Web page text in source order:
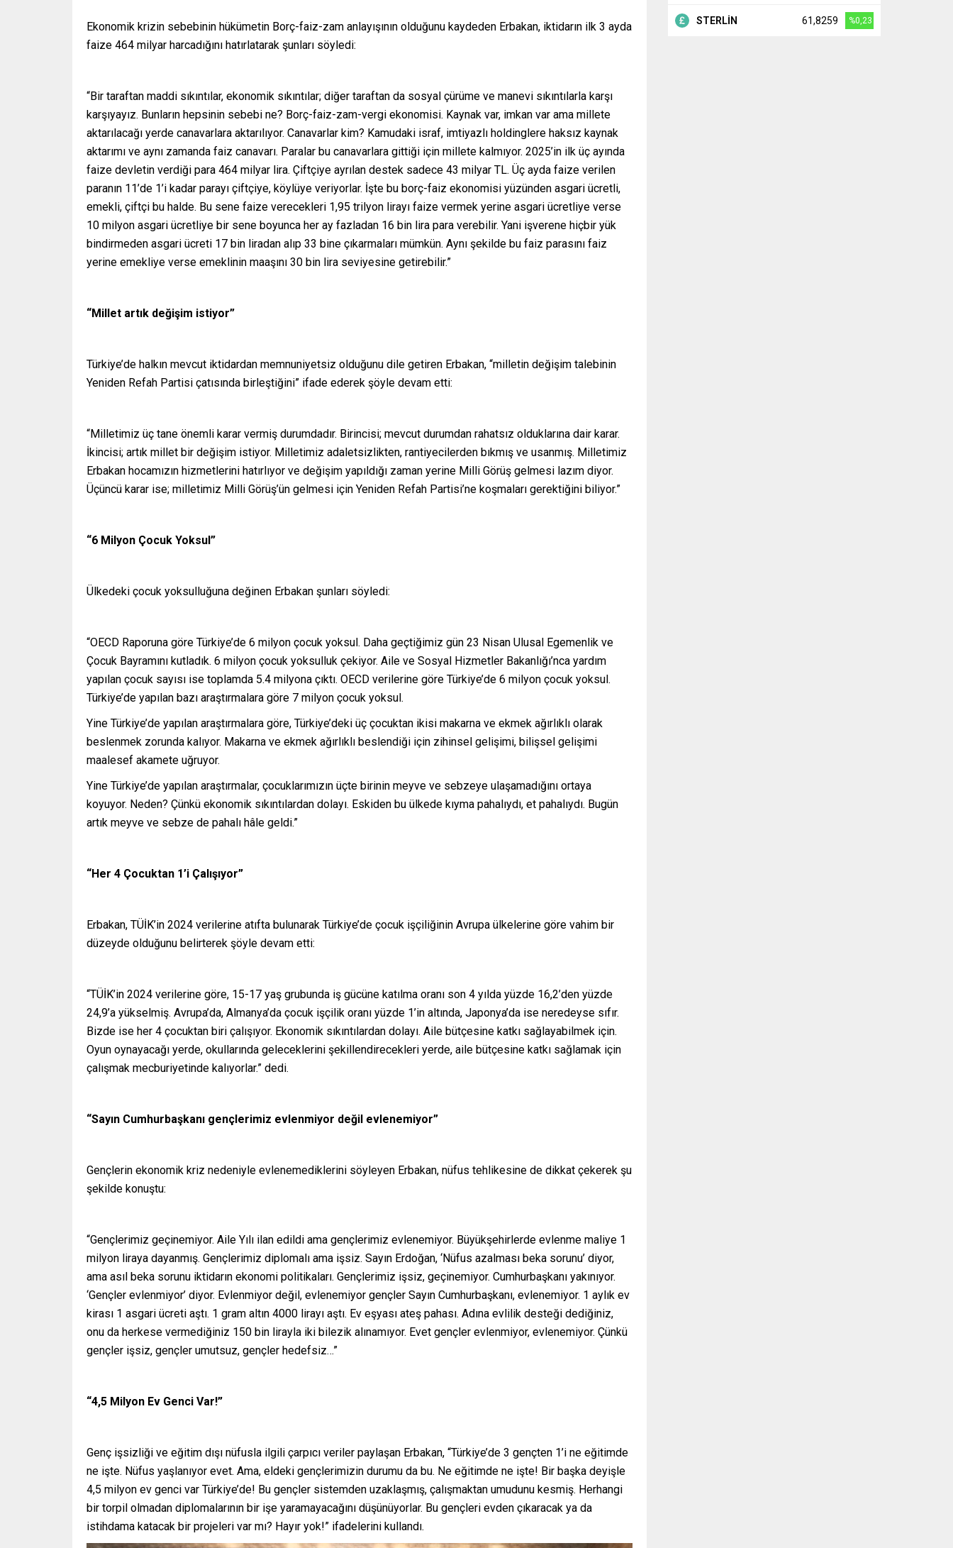
Ekonomik krizin sebebinin hükümetin Borç-faiz-zam anlayışının olduğunu kaydeden Erbakan, iktidarın ilk 3 ayda
faize 464 milyar harcadığını hatırlatarak şunları söyledi:
“Bir taraftan maddi sıkıntılar, ekonomik sıkıntılar; diğer taraftan da sosyal çürüme ve manevi sıkıntılarla karşı
karşıyayız. Bunların hepsinin sebebi ne? Borç-faiz-zam-vergi ekonomisi. Kaynak var, imkan var ama millete
aktarılacağı yerde canavarlara aktarılıyor. Canavarlar kim? Kamudaki israf, imtiyazlı holdinglere haksız kaynak
aktarımı ve aynı zamanda faiz canavarı. Paralar bu canavarlara gittiği için millete kalmıyor. 2025’in ilk üç ayında
faize devletin verdiği para 464 milyar lira. Çiftçiye ayrılan destek sadece 43 milyar TL. Üç ayda faize verilen
paranın 11’de 1’i kadar parayı çiftçiye, köylüye veriyorlar. İşte bu borç-faiz ekonomisi yüzünden asgari ücretli,
emekli, çiftçi bu halde. Bu sene faize verecekleri 1,95 trilyon lirayı faize vermek yerine asgari ücretliye verse
10 milyon asgari ücretliye bir sene boyunca her ay fazladan 16 bin lira para verebilir. Yani işverene hiçbir yük
bindirmeden asgari ücreti 17 bin liradan alıp 33 bine çıkarmaları mümkün. Aynı şekilde bu faiz parasını faiz
yerine emekliye verse emeklinin maaşını 30 bin lira seviyesine getirebilir.”
“Millet artık değişim istiyor”
Türkiye’de halkın mevcut iktidardan memnuniyetsiz olduğunu dile getiren Erbakan, “milletin değişim talebinin
Yeniden Refah Partisi çatısında birleştiğini” ifade ederek şöyle devam etti:
“Milletimiz üç tane önemli karar vermiş durumdadır. Birincisi; mevcut durumdan rahatsız olduklarına dair karar.
İkincisi; artık millet bir değişim istiyor. Milletimiz adaletsizlikten, rantiyecilerden bıkmış ve usanmış. Milletimiz
Erbakan hocamızın hizmetlerini hatırlıyor ve değişim yapıldığı zaman yerine Milli Görüş gelmesi lazım diyor.
Üçüncü karar ise; milletimiz Milli Görüş’ün gelmesi için Yeniden Refah Partisi’ne koşmaları gerektiğini biliyor.”
“6 Milyon Çocuk Yoksul”
Ülkedeki çocuk yoksulluğuna değinen Erbakan şunları söyledi:
“OECD Raporuna göre Türkiye’de 6 milyon çocuk yoksul. Daha geçtiğimiz gün 23 Nisan Ulusal Egemenlik ve
Çocuk Bayramını kutladık. 6 milyon çocuk yoksulluk çekiyor. Aile ve Sosyal Hizmetler Bakanlığı’nca yardım
yapılan çocuk sayısı ise toplamda 5.4 milyona çıktı. OECD verilerine göre Türkiye’de 6 milyon çocuk yoksul.
Türkiye’de yapılan bazı araştırmalara göre 7 milyon çocuk yoksul.
Yine Türkiye’de yapılan araştırmalara göre, Türkiye’deki üç çocuktan ikisi makarna ve ekmek ağırlıklı olarak
beslenmek zorunda kalıyor. Makarna ve ekmek ağırlıklı beslendiği için zihinsel gelişimi, bilişsel gelişimi
maalesef akamete uğruyor.
Yine Türkiye’de yapılan araştırmalar, çocuklarımızın üçte birinin meyve ve sebzeye ulaşamadığını ortaya
koyuyor. Neden? Çünkü ekonomik sıkıntılardan dolayı. Eskiden bu ülkede kıyma pahalıydı, et pahalıydı. Bugün
artık meyve ve sebze de pahalı hâle geldi.”
“Her 4 Çocuktan 1’i Çalışıyor”
Erbakan, TÜİK’in 2024 verilerine atıfta bulunarak Türkiye’de çocuk işçiliğinin Avrupa ülkelerine göre vahim bir
düzeyde olduğunu belirterek şöyle devam etti:
“TÜİK’in 2024 verilerine göre, 15-17 yaş grubunda iş gücüne katılma oranı son 4 yılda yüzde 16,2’den yüzde
24,9’a yükselmiş. Avrupa’da, Almanya’da çocuk işçilik oranı yüzde 1’in altında, Japonya’da ise neredeyse sıfır.
Bizde ise her 4 çocuktan biri çalışıyor. Ekonomik sıkıntılardan dolayı. Aile bütçesine katkı sağlayabilmek için.
Oyun oynayacağı yerde, okullarında geleceklerini şekillendirecekleri yerde, aile bütçesine katkı sağlamak için
çalışmak mecburiyetinde kalıyorlar.” dedi.
“Sayın Cumhurbaşkanı gençlerimiz evlenmiyor değil evlenemiyor”
Gençlerin ekonomik kriz nedeniyle evlenemediklerini söyleyen Erbakan, nüfus tehlikesine de dikkat çekerek şu
şekilde konuştu:
“Gençlerimiz geçinemiyor. Aile Yılı ilan edildi ama gençlerimiz evlenemiyor. Büyükşehirlerde evlenme maliye 1
milyon liraya dayanmış. Gençlerimiz diplomalı ama işsiz. Sayın Erdoğan, ‘Nüfus azalması beka sorunu’ diyor,
ama asıl beka sorunu iktidarın ekonomi politikaları. Gençlerimiz işsiz, geçinemiyor. Cumhurbaşkanı yakınıyor.
‘Gençler evlenmiyor’ diyor. Evlenmiyor değil, evlenemiyor gençler Sayın Cumhurbaşkanı, evlenemiyor. 1 aylık ev
kirası 1 asgari ücreti aştı. 1 gram altın 4000 lirayı aştı. Ev eşyası ateş pahası. Adına evlilik desteği dediğiniz,
onu da herkese vermediğiniz 150 bin lirayla iki bilezik alınamıyor. Evet gençler evlenmiyor, evlenemiyor. Çünkü
gençler işsiz, gençler umutsuz, gençler hedefsiz…”
“4,5 Milyon Ev Genci Var!”
Genç işsizliği ve eğitim dışı nüfusla ilgili çarpıcı veriler paylaşan Erbakan, “Türkiye’de 3 gençten 1’i ne eğitimde
ne işte. Nüfus yaşlanıyor evet. Ama, eldeki gençlerimizin durumu da bu. Ne eğitimde ne işte! Bir başka deyişle
4,5 milyon ev genci var Türkiye’de! Bu gençler sistemden uzaklaşmış, çalışmaktan umudunu kesmiş. Herhangi
bir torpil olmadan diplomalarının bir işe yaramayacağını düşünüyorlar. Bu gençleri evden çıkaracak ya da
istihdama katacak bir projeleri var mı? Hayır yok!” ifadelerini kullandı.
STERLİN 61,8259 %0,23